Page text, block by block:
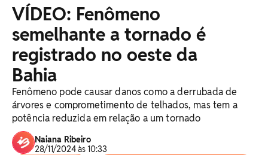
VÍDEO: Fenômeno
semelhante a tornado é
registrado no oeste da
Bahia
Fenômeno pode causar danos como a derrubada de
árvores e comprometimento de telhados, mas tem a
potência reduzida em relação a um tornado
Naiana Ribeiro
28/11/2024 às 10:33